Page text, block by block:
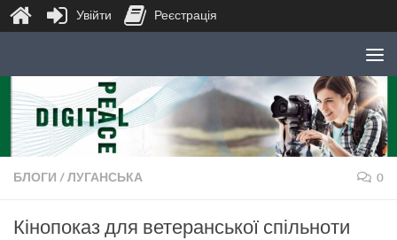
Skip to content
БЛОГИ /ЛУГАНСЬКА 0
Кінопоказ для ветеранської спільноти
Увійти Реєстрація